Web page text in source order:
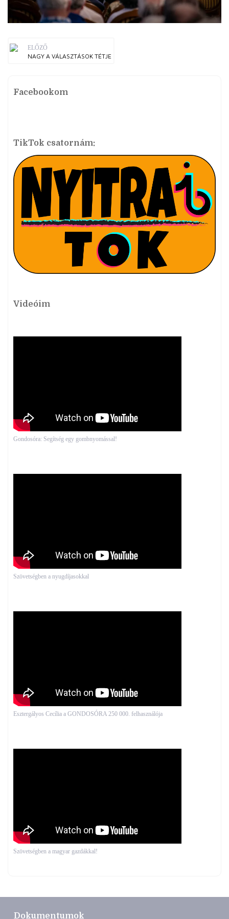
ELŐZŐ
NAGY A VÁLASZTÁSOK TÉTJE
Facebookom
TikTok csatornám:
Videóim
Gondosóra: Segítség egy gombnyomással!
Szövetségben a nyugdíjasokkal
Esztergályos Cecília a GONDOSÓRA 250 000. felhasználója
Szövetségben a magyar gazdákkal!
Dokumentumok